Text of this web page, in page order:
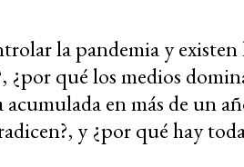
la pandemia y existen
¿por qué los medios
en más de un
y ¿por qué hay